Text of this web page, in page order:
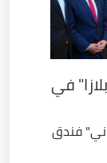
في
فندق